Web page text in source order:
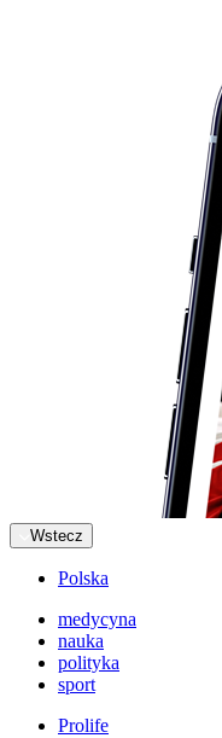
Wstecz
Polska
medycyna
nauka
polityka
sport
Prolife